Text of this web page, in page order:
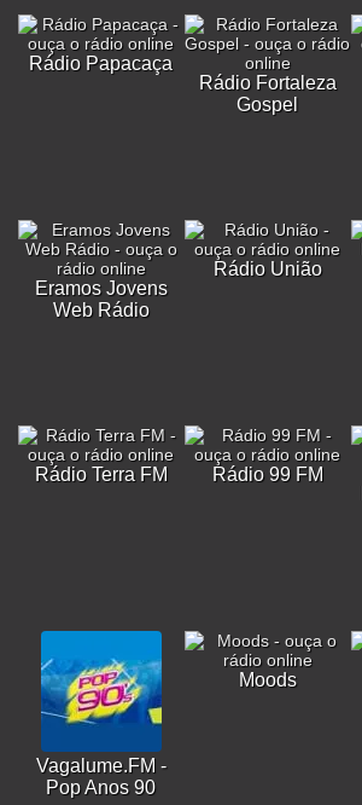
Rádio Papacaça
Rádio Fortaleza
Gospel
Eramos Jovens
Web Rádio
Rádio União
Rádio Terra FM
Rádio 99 FM
Vagalume.FM -
Pop Anos 90
Moods